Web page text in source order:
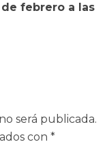
febrero a las
será publicada.
con *